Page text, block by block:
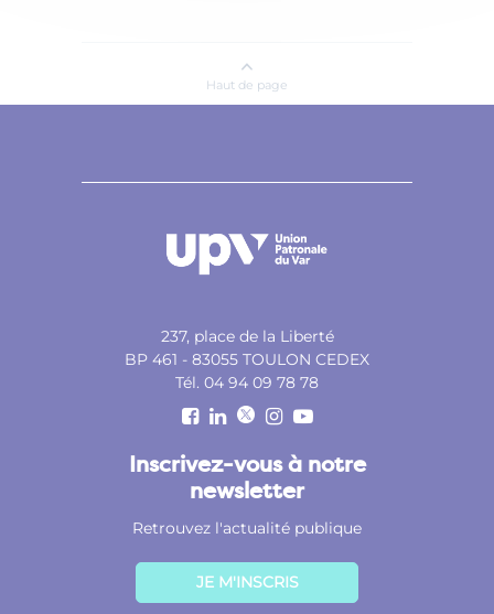
Haut de page
237, place de la Liberté
BP 461 - 83055 TOULON CEDEX
Tél. 04 94 09 78 78
Inscrivez-vous à notre
newsletter
Retrouvez l'actualité publique
JE M'INSCRIS